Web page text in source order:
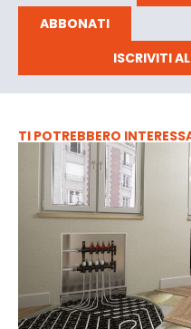
ABBONATI
ISCRIVITI
TI POTREBBERO